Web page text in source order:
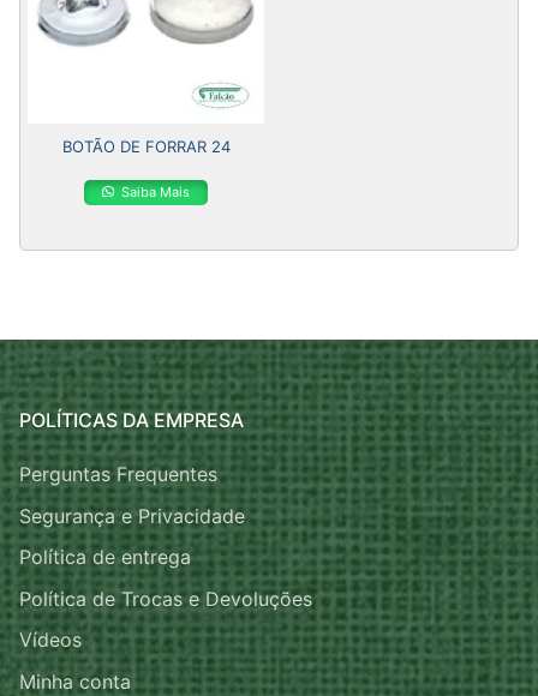
BOTÃO DE FORRAR 24
Saiba Mais
POLÍTICAS DA EMPRESA
Perguntas Frequentes
Segurança e Privacidade
Política de entrega
Política de Trocas e Devoluções
Vídeos
Minha conta